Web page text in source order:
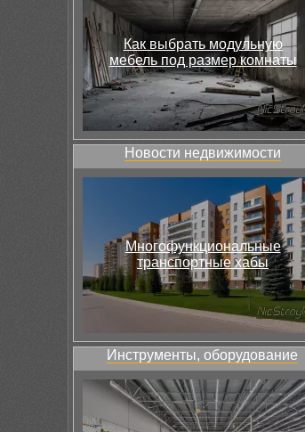
Как выбрать модульную
мебель под размер комнаты
Новости недвижимости
Многофункциональные
транспортные хабы
Инструменты, оборудование